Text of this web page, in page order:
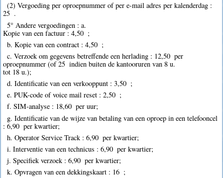
(2) Vergoeding per oproepnummer of per e-mail adres per kalenderdag :
25  .
5° Andere vergoedingen : a.
Kopie van een factuur : 4,50  ;
b. Kopie van een contract : 4,50  ;
c. Verzoek om gegevens betreffende een herlading : 12,50  per
oproepnummer (of 25  indien buiten de kantooruren van 8 u.
tot 18 u.);
d. Identificatie van een verkooppunt : 3,50  ;
e. PUK-code of voice mail reset : 2,50  ;
f. SIM-analyse : 18,60  per uur;
g. Identificatie van de wijze van betaling van een oproep in een telefooncel
: 6,90  per kwartier;
h. Operator Service Track : 6,90  per kwartier;
i. Interventie van een technicus : 6,90  per kwartier;
j. Specifiek verzoek : 6,90  per kwartier;
k. Opvragen van een dekkingskaart : 16  ;